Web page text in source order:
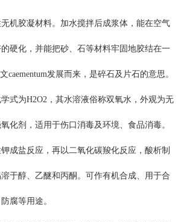
机胶凝材料。加水搅拌后成浆体，能在空气
硬化，并能把砂、石等材料牢固地胶结在一
caementum发展而来，是碎石及片石的意思。
式为H2O2，其水溶液俗称双氧水，外观为无
化剂，适用于伤口消毒及环境、食品消毒。
成盐反应，再以二氧化碳羧化反应，酸析制
于醇、乙醚和丙酮。可作有机合成、用于合
腐等用途。